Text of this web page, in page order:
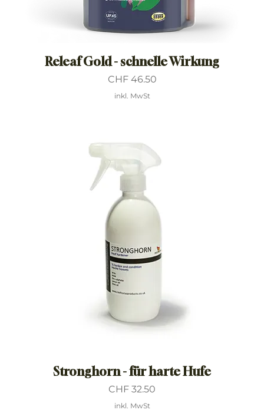
Releaf Gold - schnelle Wirkung
Preis
CHF 46.50
inkl. MwSt
Stronghorn - für harte Hufe
Preis
CHF 32.50
inkl. MwSt